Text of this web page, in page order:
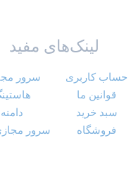
لینک‌های مفید
حساب کاربری
قوانین ما
سبد خرید
فروشگاه
سرور
هاستینگ
دامنه
سرور مجازی